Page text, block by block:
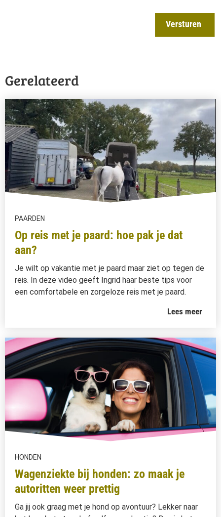
Versturen
Gerelateerd
PAARDEN
Op reis met je paard: hoe pak je dat
aan?
Je wilt op vakantie met je paard maar ziet op tegen de
reis. In deze video geeft Ingrid haar beste tips voor
een comfortabele en zorgeloze reis met je paard.
Lees meer
HONDEN
Wagenziekte bij honden: zo maak je
autoritten weer prettig
Ga jij ook graag met je hond op avontuur? Lekker naar